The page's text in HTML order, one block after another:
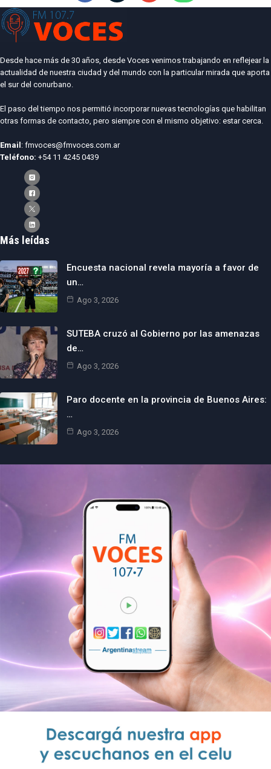
Desde hace más de 30 años, desde Voces venimos trabajando en reflejear la
actualidad de nuestra ciudad y del mundo con la particular mirada que aporta
el sur del conurbano.
El paso del tiempo nos permitió incorporar nuevas tecnologías que habilitan
otras formas de contacto, pero siempre con el mismo objetivo: estar cerca.
Email : fmvoces@fmvoces.com.ar
Teléfono: +54 11 4245 0439
Más leídas
Encuesta nacional revela mayoría a favor de
un…
Ago 3, 2026
SUTEBA cruzó al Gobierno por las amenazas
de…
Ago 3, 2026
Paro docente en la provincia de Buenos Aires:
…
Ago 3, 2026